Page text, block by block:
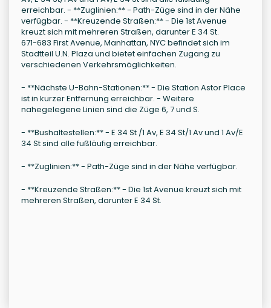
erreichbar. - **Zuglinien:** - Path-Züge sind in der Nähe
verfügbar. - **Kreuzende Straßen:** - Die 1st Avenue
kreuzt sich mit mehreren Straßen, darunter E 34 St.
671-683 First Avenue, Manhattan, NYC befindet sich im
Stadtteil U.N. Plaza und bietet einfachen Zugang zu
verschiedenen Verkehrsmöglichkeiten.
- **Nächste U-Bahn-Stationen:** - Die Station Astor Place
ist in kurzer Entfernung erreichbar. - Weitere
nahegelegene Linien sind die Züge 6, 7 und S.
- **Bushaltestellen:** - E 34 St /1 Av, E 34 St/1 Av und 1 Av/E
34 St sind alle fußläufig erreichbar.
- **Zuglinien:** - Path-Züge sind in der Nähe verfügbar.
- **Kreuzende Straßen:** - Die 1st Avenue kreuzt sich mit
mehreren Straßen, darunter E 34 St.